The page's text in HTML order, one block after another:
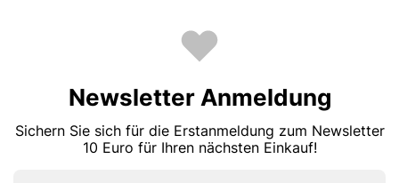
Newsletter Anmeldung
Sichern Sie sich für die Erstanmeldung zum Newsletter
10 Euro für Ihren nächsten Einkauf!